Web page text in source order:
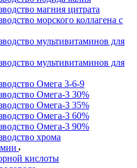
магния цитрата
морского коллагена с
мультивитаминов для
мультивитаминов для
Омега 3-6-9
Омега-3 30%
Омега-3 35%
Омега-3 60%
Омега-3 90%
хрома
кислоты